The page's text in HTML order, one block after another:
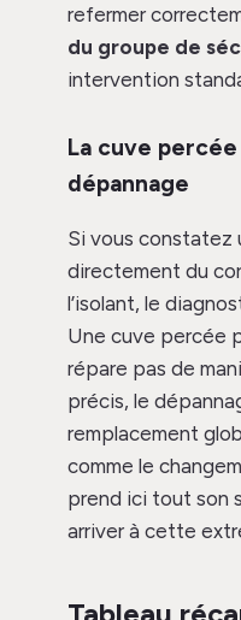
refermer
du groupe de
intervention
La cuve
dépannage
Si vous
directement du
l’isolant, le
Une cuve percée
répare pas de
précis, le
remplacement
comme le
prend ici tout son
arriver à cette
Tableau